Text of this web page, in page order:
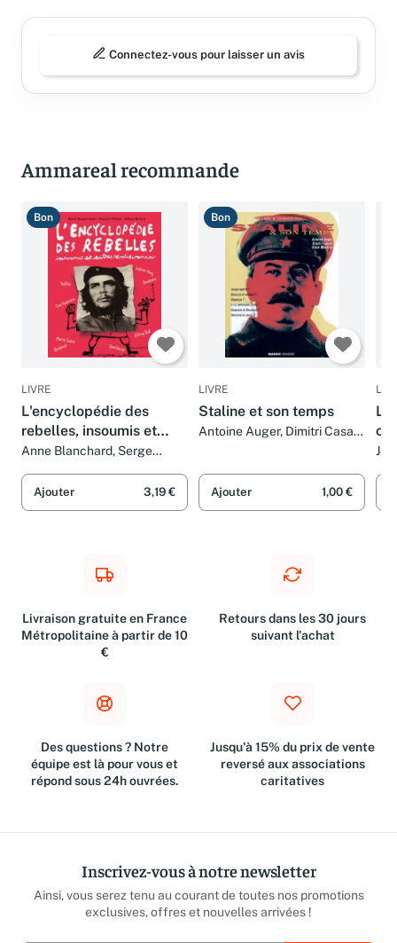
Connectez-vous pour laisser un avis
Ammareal recommande
Bon
LIVRE
L'encyclopédie des
rebelles, insoumis et
autres révolutionnaires
Anne Blanchard, Serge
Mizio
Ajouter 3,19 €
Bon
LIVRE
Staline et son temps
Antoine Auger, Dimitri Casali
Ajouter 1,00 €
Livraison gratuite en France
Métropolitaine à partir de 10
€
Retours dans les 30 jours
suivant l'achat
Des questions ? Notre
équipe est là pour vous et
répond sous 24h ouvrées.
Jusqu'à 15% du prix de vente
reversé aux associations
caritatives
Inscrivez-vous à notre newsletter
Ainsi, vous serez tenu au courant de toutes nos promotions
exclusives, offres et nouvelles arrivées !